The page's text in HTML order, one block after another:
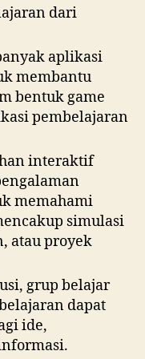
dari
aplikasi
membantu
bentuk game
pembelajaran
interaktif
memahami
simulasi
atau proyek
grup belajar
dapat
ide,